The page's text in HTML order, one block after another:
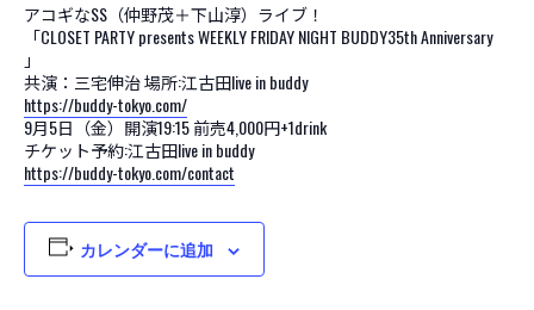
アコギなSS（仲野茂＋下山淳）ライブ！
「CLOSET PARTY presents WEEKLY FRIDAY NIGHT BUDDY35th Anniversary
」
共演：三宅伸治 場所:江古田live in buddy
https://buddy-tokyo.com/
9月5日（金）開演19:15 前売4,000円+1drink
チケット予約:江古田live in buddy
https://buddy-tokyo.com/contact
カレンダーに追加